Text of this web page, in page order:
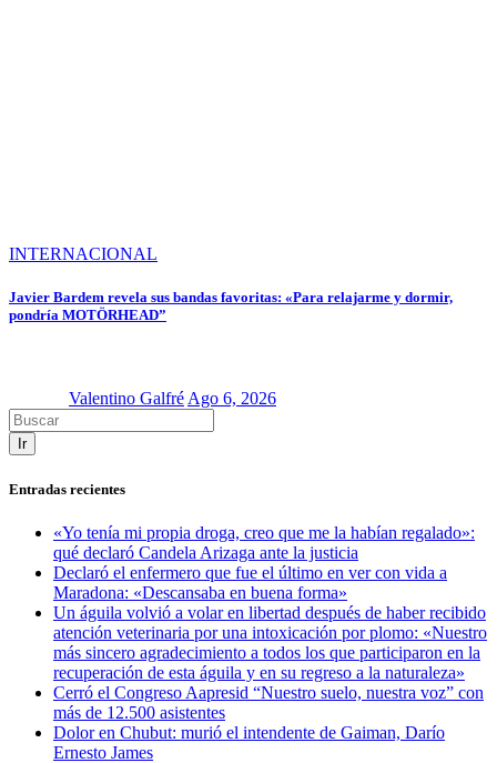
INTERNACIONAL
Javier Bardem revela sus bandas favoritas: «Para relajarme y dormir,
pondría MOTÖRHEAD”
Valentino GalfréAgo 6, 2026
Ir
Entradas recientes
«Yo tenía mi propia droga, creo que me la habían regalado»:
qué declaró Candela Arizaga ante la justicia
Declaró el enfermero que fue el último en ver con vida a
Maradona: «Descansaba en buena forma»
Un águila volvió a volar en libertad después de haber recibido
atención veterinaria por una intoxicación por plomo: «Nuestro
más sincero agradecimiento a todos los que participaron en la
recuperación de esta águila y en su regreso a la naturaleza»
Cerró el Congreso Aapresid “Nuestro suelo, nuestra voz” con
más de 12.500 asistentes
Dolor en Chubut: murió el intendente de Gaiman, Darío
Ernesto James